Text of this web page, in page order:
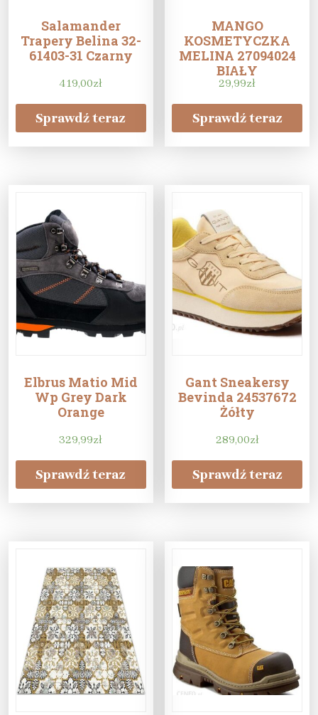
Salamander
Trapery Belina 32-
61403-31 Czarny
419,00zł
Sprawdź teraz
MANGO
KOSMETYCZKA
MELINA 27094024
BIAŁY
29,99zł
Sprawdź teraz
Elbrus Matio Mid
Wp Grey Dark
Orange
329,99zł
Sprawdź teraz
Gant Sneakersy
Bevinda 24537672
Żółty
289,00zł
Sprawdź teraz